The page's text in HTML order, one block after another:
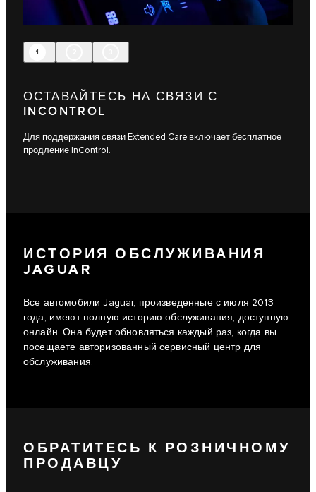
1
ОСТАВАЙТЕСЬ НА СВЯЗИ С
INCONTROL
Для поддержания связи Extended Care включает бесплатное
продление InControl.
ИСТОРИЯ ОБСЛУЖИВАНИЯ
JAGUAR
Все автомобили Jaguar, произведенные с июля 2013
года, имеют полную историю обслуживания, доступную
онлайн. Она будет обновляться каждый раз, когда вы
посещаете авторизованный сервисный центр для
обслуживания.
ОБРАТИТЕСЬ К РОЗНИЧНОМУ
ПРОДАВЦУ